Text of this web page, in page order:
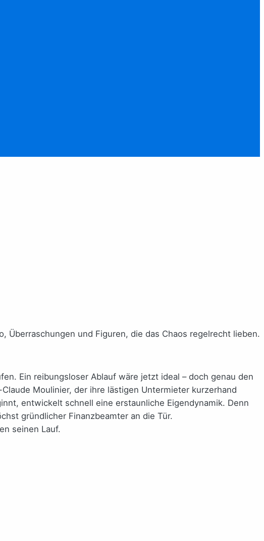
Überraschungen und Figuren, die das Chaos regelrecht lieben.
Ein reibungsloser Ablauf wäre jetzt ideal – doch genau den
Moulinier, der ihre lästigen Untermieter kurzerhand
entwickelt schnell eine erstaunliche Eigendynamik. Denn
gründlicher Finanzbeamter an die Tür.
seinen Lauf.